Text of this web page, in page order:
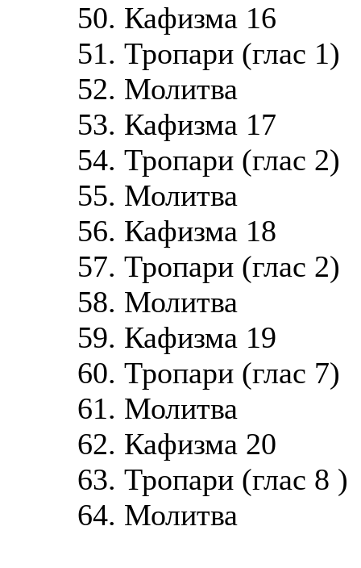
50. Кафизма 16
51. Тропари (глас 1)
52. Молитва
53. Кафизма 17
54. Тропари (глас 2)
55. Молитва
56. Кафизма 18
57. Тропари (глас 2)
58. Молитва
59. Кафизма 19
60. Тропари (глас 7)
61. Молитва
62. Кафизма 20
63. Тропари (глас 8 )
64. Молитва